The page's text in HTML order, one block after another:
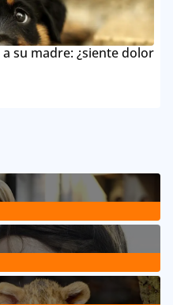
su madre: ¿siente dolor